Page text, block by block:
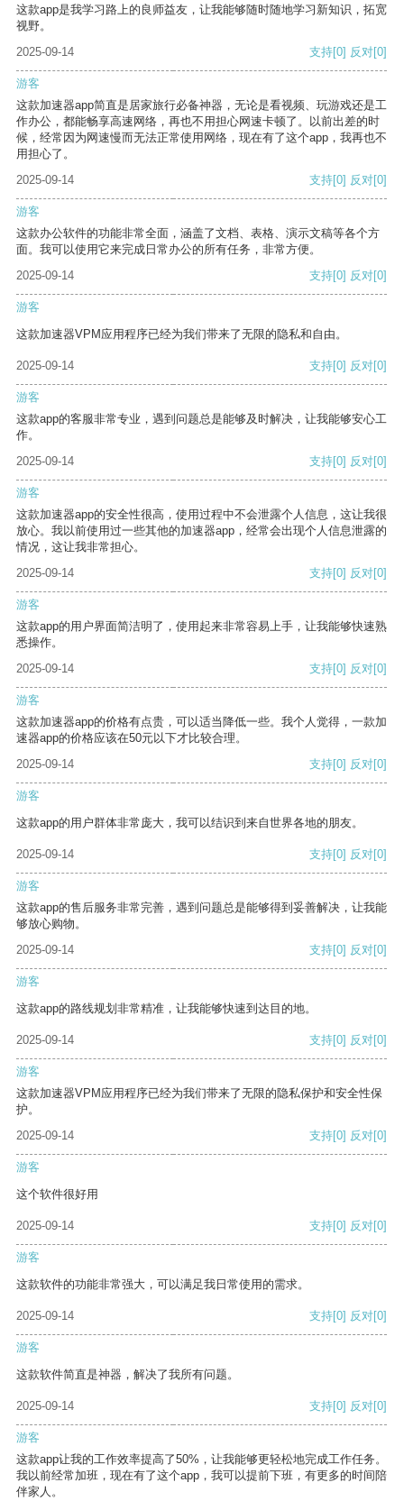
这款app是我学习路上的良师益友，让我能够随时随地学习新知识，拓宽
视野。
2025-09-14
支持[0] 反对[0]
游客
这款加速器app简直是居家旅行必备神器，无论是看视频、玩游戏还是工
作办公，都能畅享高速网络，再也不用担心网速卡顿了。以前出差的时
候，经常因为网速慢而无法正常使用网络，现在有了这个app，我再也不
用担心了。
2025-09-14
支持[0] 反对[0]
游客
这款办公软件的功能非常全面，涵盖了文档、表格、演示文稿等各个方
面。我可以使用它来完成日常办公的所有任务，非常方便。
2025-09-14
支持[0] 反对[0]
游客
这款加速器VPM应用程序已经为我们带来了无限的隐私和自由。
2025-09-14 支持[0] 反对[0]
游客
这款app的客服非常专业，遇到问题总是能够及时解决，让我能够安心工
作。
2025-09-14
支持[0] 反对[0]
游客
这款加速器app的安全性很高，使用过程中不会泄露个人信息，这让我很
放心。我以前使用过一些其他的加速器app，经常会出现个人信息泄露的
情况，这让我非常担心。
2025-09-14
支持[0] 反对[0]
游客
这款app的用户界面简洁明了，使用起来非常容易上手，让我能够快速熟
悉操作。
2025-09-14
支持[0] 反对[0]
游客
这款加速器app的价格有点贵，可以适当降低一些。我个人觉得，一款加
速器app的价格应该在50元以下才比较合理。
2025-09-14
支持[0] 反对[0]
游客
这款app的用户群体非常庞大，我可以结识到来自世界各地的朋友。
2025-09-14 支持[0] 反对[0]
游客
这款app的售后服务非常完善，遇到问题总是能够得到妥善解决，让我能
够放心购物。
2025-09-14
支持[0] 反对[0]
游客
这款app的路线规划非常精准，让我能够快速到达目的地。
2025-09-14 支持[0] 反对[0]
游客
这款加速器VPM应用程序已经为我们带来了无限的隐私保护和安全性保
护。
2025-09-14
支持[0] 反对[0]
游客
这个软件很好用
2025-09-14 支持[0] 反对[0]
游客
这款软件的功能非常强大，可以满足我日常使用的需求。
2025-09-14 支持[0] 反对[0]
游客
这款软件简直是神器，解决了我所有问题。
2025-09-14 支持[0] 反对[0]
游客
这款app让我的工作效率提高了50%，让我能够更轻松地完成工作任务。
我以前经常加班，现在有了这个app，我可以提前下班，有更多的时间陪
伴家人。